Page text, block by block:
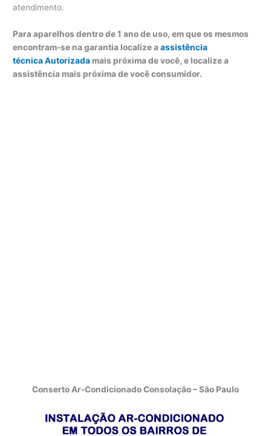
atendimento.
Para aparelhos dentro de 1 ano de uso, em que os mesmos
encontram-se na garantia localize aassistência
técnica Autorizada mais próxima de você, e localize a
assistência mais próxima de você consumidor.
Conserto Ar-Condicionado Consolação – São Paulo